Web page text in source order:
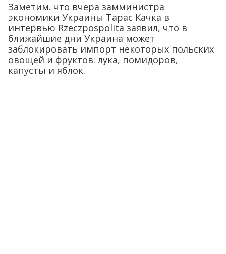
Заметим. что вчера замминистра
экономики Украины Тарас Качка в
интервью Rzeczpospolita заявил, что в
ближайшие дни Украина может
заблокировать импорт некоторых польских
овощей и фруктов: лука, помидоров,
капусты и яблок.